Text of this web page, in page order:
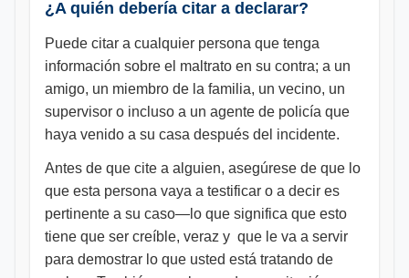
¿A quién debería citar a declarar?
Puede citar a cualquier persona que tenga
información sobre el maltrato en su contra; a un
amigo, un miembro de la familia, un vecino, un
supervisor o incluso a un agente de policía que
haya venido a su casa después del incidente.
Antes de que cite a alguien, asegúrese de que lo
que esta persona vaya a testificar o a decir es
pertinente a su caso—lo que significa que esto
tiene que ser creíble, veraz y que le va a servir
para demostrar lo que usted está tratando de